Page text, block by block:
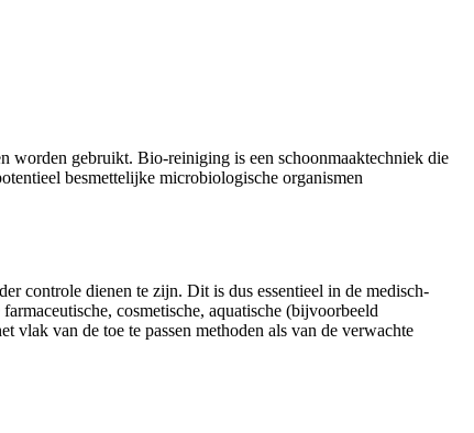
worden gebruikt. Bio-reiniging is een schoonmaaktechniek die
besmettelijke microbiologische organismen
controle dienen te zijn. Dit is dus essentieel in de medisch-
cosmetische, aquatische (bijvoorbeeld
vlak van de toe te passen methoden als van de verwachte